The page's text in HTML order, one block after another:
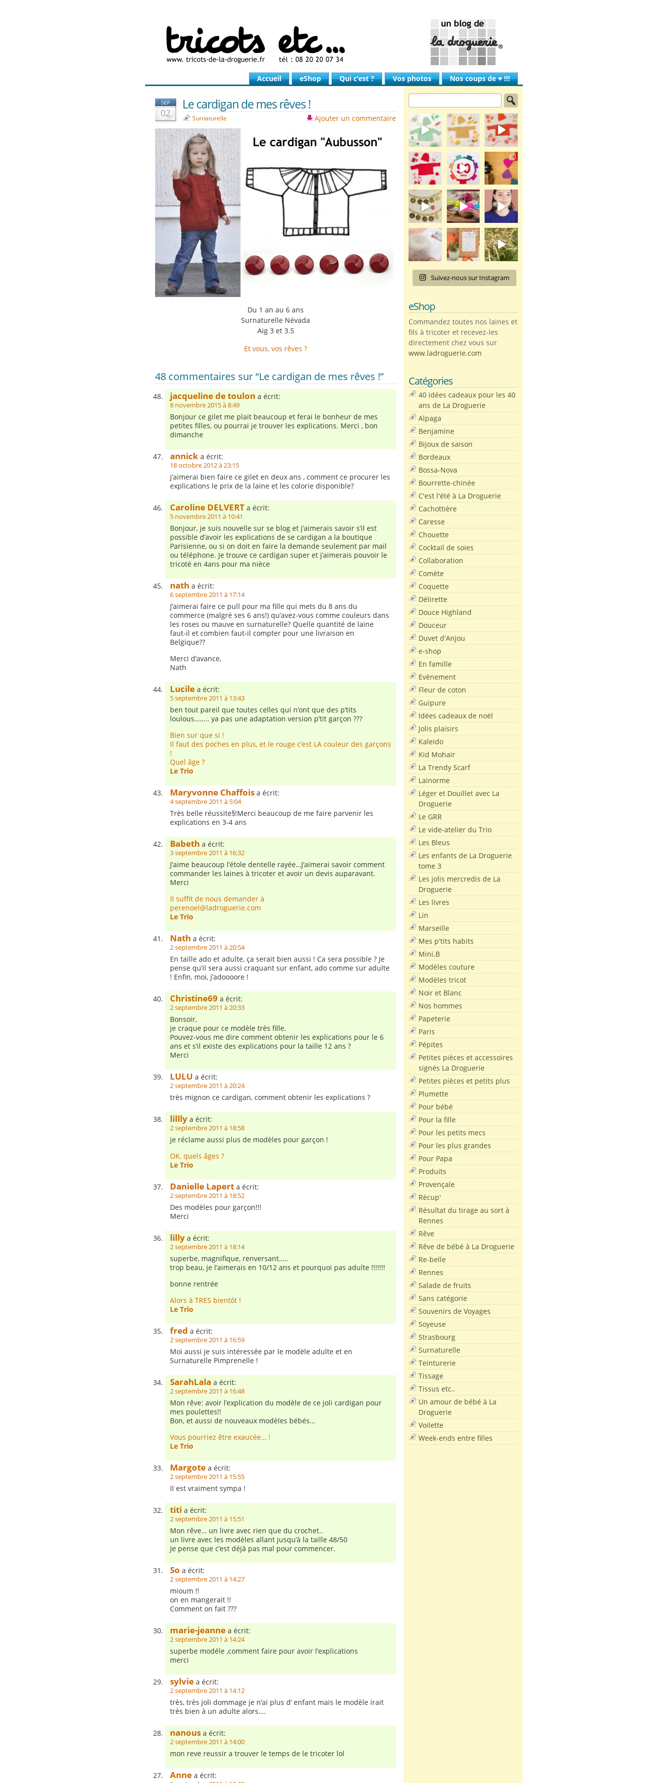
Accueil eShop Qui c’est ? Vos photos Nos coups de ♥ !!!
SEP
02
Le cardigan de mes rêves !
Surnaturelle Ajouter un commentaire
Du 1 an au 6 ans
Surnaturelle Névada
Aig 3 et 3.5
Et vous, vos rêves ?
48 commentaires sur “Le cardigan de mes rêves !”
jacqueline de toulon a écrit:
8 novembre 2015 à 8:49
Bonjour ce gilet me plait beaucoup et ferai le bonheur de mes
petites filles, ou pourrai je trouver les explications. Merci , bon
dimanche
annick a écrit:
18 octobre 2012 à 23:15
j’aimerai bien faire ce gilet en deux ans , comment ce procurer les
explications le prix de la laine et les colorie disponible?
Caroline DELVERT a écrit:
5 novembre 2011 à 10:41
Bonjour, je suis nouvelle sur se blog et j’aimerais savoir s’il est
possible d’avoir les explications de se cardigan a la boutique
Parisienne, ou si on doit en faire la demande seulement par mail
ou téléphone. Je trouve ce cardigan super et j’aimerais pouvoir le
tricoté en 4ans pour ma nièce
nath a écrit:
6 septembre 2011 à 17:14
J’aimerai faire ce pull pour ma fille qui mets du 8 ans du
commerce (malgré ses 6 ans!) qu’avez-vous comme couleurs dans
les roses ou mauve en surnaturelle? Quelle quantité de laine
faut-il et combien faut-il compter pour une livraison en
Belgique??
Merci d’avance,
Nath
Lucile a écrit:
5 septembre 2011 à 13:43
ben tout pareil que toutes celles qui n’ont que des p’tits
loulous…….. ya pas une adaptation version p’tit garçon ???
Bien sur que si !
Il faut des poches en plus, et le rouge c’est LA couleur des garçons
!
Quel âge ?
Le Trio
Maryvonne Chaffois a écrit:
4 septembre 2011 à 5:04
Très belle réussite§!Merci beaucoup de me faire parvenir les
explications en 3-4 ans
Babeth a écrit:
3 septembre 2011 à 16:32
J’aime beaucoup l’étole dentelle rayée…J’aimerai savoir comment
commander les laines à tricoter et avoir un devis auparavant.
Merci
Il suffit de nous demander à
perenoel@ladroguerie.com
Le Trio
Nath a écrit:
2 septembre 2011 à 20:54
En taille ado et adulte, ça serait bien aussi ! Ca sera possible ? Je
pense qu’il sera aussi craquant sur enfant, ado comme sur adulte
! Enfin, moi, j’adoooore !
Christine69 a écrit:
2 septembre 2011 à 20:33
Bonsoir,
je craque pour ce modèle très fille.
Pouvez-vous me dire comment obtenir les explications pour le 6
ans et s’il existe des explications pour la taille 12 ans ?
Merci
LULU a écrit:
2 septembre 2011 à 20:24
très mignon ce cardigan, comment obtenir les explications ?
lillly a écrit:
2 septembre 2011 à 18:58
je réclame aussi plus de modèles pour garçon !
OK, quels âges ?
Le Trio
Danielle Lapert a écrit:
2 septembre 2011 à 18:52
Des modèles pour garçon!!!
Merci
lilly a écrit:
2 septembre 2011 à 18:14
superbe, magnifique, renversant…..
trop beau, je l’aimerais en 10/12 ans et pourquoi pas adulte !!!!!!!
bonne rentrée
Alors à TRES bientôt !
Le Trio
fred a écrit:
2 septembre 2011 à 16:59
Moi aussi je suis intéressée par le modèle adulte et en
Surnaturelle Pimprenelle !
SarahLala a écrit:
2 septembre 2011 à 16:48
Mon rêve: avoir l’explication du modèle de ce joli cardigan pour
mes poulettes!!
Bon, et aussi de nouveaux modèles bébés…
Vous pourriez être exaucée… !
Le Trio
Margote a écrit:
2 septembre 2011 à 15:55
Il est vraiment sympa !
titi a écrit:
2 septembre 2011 à 15:51
Mon rêve… un livre avec rien que du crochet..
un livre avec les modèles allant jusqu’à la taille 48/50
Je pense que c’est déjà pas mal pour commencer.
So a écrit:
2 septembre 2011 à 14:27
mioum !!
on en mangerait !!
Comment on fait ???
marie-jeanne a écrit:
2 septembre 2011 à 14:24
superbe modéle ,comment faire pour avoir l’explications
merci
sylvie a écrit:
2 septembre 2011 à 14:12
très, très joli dommage je n’ai plus d’ enfant mais le modèle irait
très bien à un adulte alors….
nanous a écrit:
2 septembre 2011 à 14:00
mon reve reussir a trouver le temps de le tricoter lol
Anne a écrit:
Suivez-nous sur Instagram
eShop
Commandez toutes nos laines et
fils à tricoter et recevez-les
directement chez vous sur
www.ladroguerie.com
Catégories
40 idées cadeaux pour les 40
ans de La Droguerie
Alpaga
Benjamine
Bijoux de saison
Bordeaux
Bossa-Nova
Bourrette-chinée
C'est l'été à La Droguerie
Cachottière
Caresse
Chouette
Cocktail de soies
Collaboration
Comète
Coquette
Délirette
Douce Highland
Douceur
Duvet d'Anjou
e-shop
En famille
Evènement
Fleur de coton
Guipure
Idées cadeaux de noël
Jolis plaisirs
Kaleïdo
Kid Mohair
La Trendy Scarf
Lainorme
Léger et Douillet avec La
Droguerie
Le GRR
Le vide-atelier du Trio
Les Bleus
Les enfants de La Droguerie
tome 3
Les jolis mercredis de La
Droguerie
Les livres
Lin
Marseille
Mes p'tits habits
Mini.B
Modèles couture
Modèles tricot
Noir et Blanc
Nos hommes
Papeterie
Paris
Pépites
Petites pièces et accessoires
signés La Droguerie
Petites pièces et petits plus
Plumette
Pour bébé
Pour la fille
Pour les petits mecs
Pour les plus grandes
Pour Papa
Produits
Provençale
Récup'
Résultat du tirage au sort à
Rennes
Rêve
Rêve de bébé à La Droguerie
Re-belle
Rennes
Salade de fruits
Sans catégorie
Souvenirs de Voyages
Soyeuse
Strasbourg
Surnaturelle
Teinturerie
Tissage
Tissus etc..
Un amour de bébé à La
Droguerie
Voilette
Week-ends entre filles